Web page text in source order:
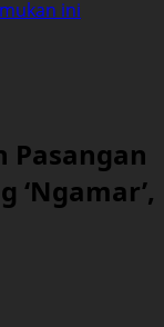
ini
Pasangan
‘Ngamar’,